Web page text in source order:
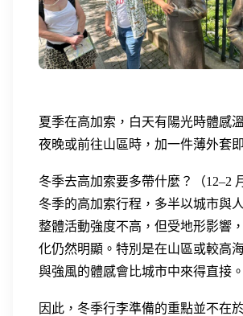
夏季在高加索，白天有陽光時體感
夜晚或前往山區時，加一件薄外套
冬季去高加索要多帶什麼？（12–2
冬季的高加索行程，多半以城市與
整體活動強度不高，但受地形影響
化仍然明顯。特別是在山區或較高
與強風的體感會比城市中來得直接。
因此，冬季行李準備的重點並不在